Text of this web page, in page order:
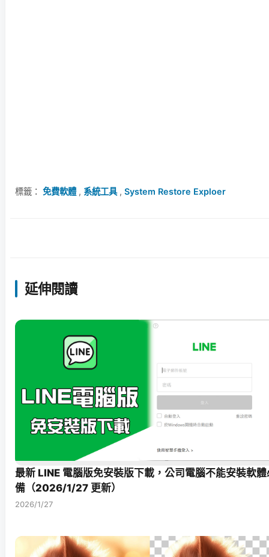
標籤： 免費軟體, 系統工具, System Restore Exploer
延伸閱讀
最新 LINE 電腦版免安裝版下載，公司電腦不能安裝軟體
備（2026/1/27 更新）
2026/1/27